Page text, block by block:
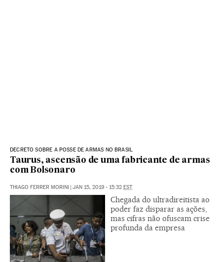
DECRETO SOBRE A POSSE DE ARMAS NO BRASIL
Taurus, ascensão de uma fabricante de armas
com Bolsonaro
THIAGO FERRER MORINI JAN 15, 2019 - 15:32 EST
Chegada do ultradireitista ao
poder faz disparar as ações,
mas cifras não ofuscam crise
profunda da empresa